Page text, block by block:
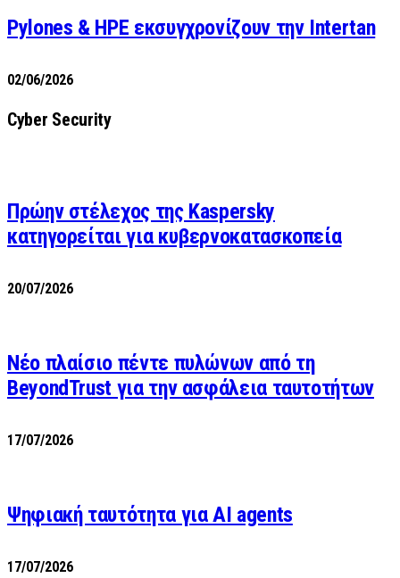
Pylones & HPE εκσυγχρονίζουν την Intertan
02/06/2026
Cyber Security
Πρώην στέλεχος της Kaspersky
κατηγορείται για κυβερνοκατασκοπεία
20/07/2026
Νέο πλαίσιο πέντε πυλώνων από τη
BeyondTrust για την ασφάλεια ταυτοτήτων
17/07/2026
Ψηφιακή ταυτότητα για AI agents
17/07/2026